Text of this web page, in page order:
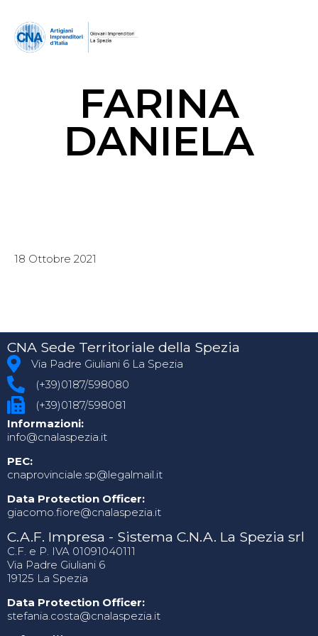
FARINA
DANIELA
18 Ottobre 2021
CNA Sede Territoriale della Spezia
Via Padre Giuliani 6 La Spezia
(+39)0187/598080
(+39)0187/598081
Informazioni:
info@cnalaspezia.it
PEC:
cnaprovinciale.sp@legalmail.it
Data Protection Officer:
giacomo.fiore@cnalaspezia.it
C.A.F. Impresa - Sistema C.N.A. La Spezia srl
C.F. e P. IVA 01091040111
Via Padre Giuliani 6
19125 La Spezia
Data Protection Officer:
stefania.costa@cnalaspezia.it